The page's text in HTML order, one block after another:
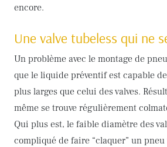
encore.
Une valve tubeless qui ne
Un problème avec le montage de
que le liquide préventif est capable
plus larges que celui des valves.
même se trouve régulièrement
Qui plus est, le faible diamètre des
compliqué de faire “claquer” un pneu